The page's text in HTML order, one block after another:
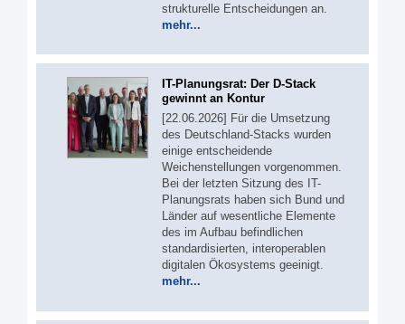
strukturelle Entscheidungen an.
mehr...
IT-Planungsrat: Der D-Stack
gewinnt an Kontur
[22.06.2026] Für die Umsetzung
des Deutschland-Stacks wurden
einige entscheidende
Weichenstellungen vorgenommen.
Bei der letzten Sitzung des IT-
Planungsrats haben sich Bund und
Länder auf wesentliche Elemente
des im Aufbau befindlichen
standardisierten, interoperablen
digitalen Ökosystems geeinigt.
mehr...